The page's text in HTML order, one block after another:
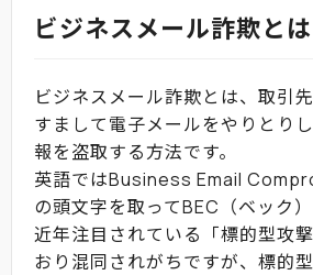
ビジネスメール詐欺とは
ビジネスメール詐欺とは、取引
すまして電子メールをやりとり
報を盗取する方法です。
英語ではBusiness Email
の頭文字を取ってBEC（ベック）
近年注目されている「標的型攻
おり混同されがちですが、標的